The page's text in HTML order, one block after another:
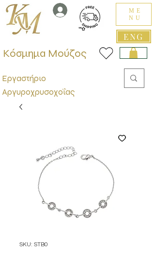
ENG
ME
NU
Εργαστήριο
Αργυροχρυσοχοΐας
Κόσμημα Μούζος
SKU: STB0